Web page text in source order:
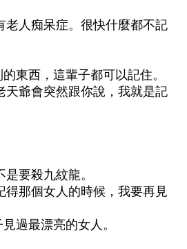
老人痴呆症。很快什麼都不記
東西，這輩子都可以記住。
天爺會突然跟你說，我就是記
要殺九紋龍。
得那個女人的時候，我要再見
過最漂亮的女人。